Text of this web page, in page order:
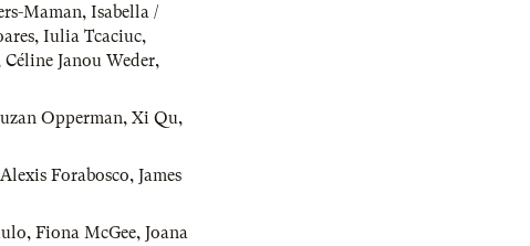
Maman, Isabella /
, Iulia Tcaciuc,
Céline Janou Weder,
Opperman, Xi Qu,
Alexis Forabosco, James
, Fiona McGee, Joana